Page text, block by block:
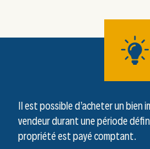
Il est possible d’acheter un bien
vendeur durant une période
propriété est payé comptant.